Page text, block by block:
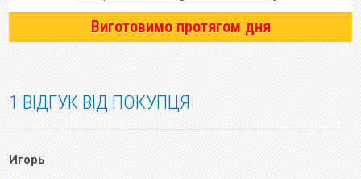
Виготовимо протягом дня
1 ВІДГУК ВІД ПОКУПЦЯ
Игорь